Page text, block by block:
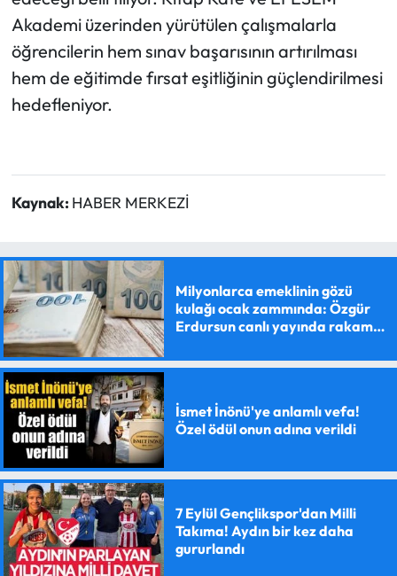
Akademi üzerinden yürütülen çalışmalarla
öğrencilerin hem sınav başarısının artırılması
hem de eğitimde fırsat eşitliğinin güçlendirilmesi
hedefleniyor.
Kaynak: HABER MERKEZİ
Milyonlarca emeklinin gözü
kulağı ocak zammında: Özgür
Erdursun canlı yayında rakam
İsmet İnönü'ye anlamlı vefa!
Özel ödül onun adına verildi
7 Eylül Gençlikspor'dan Milli
Takıma! Aydın bir kez daha
gururlandı